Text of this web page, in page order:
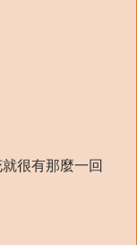
很有那麼一回